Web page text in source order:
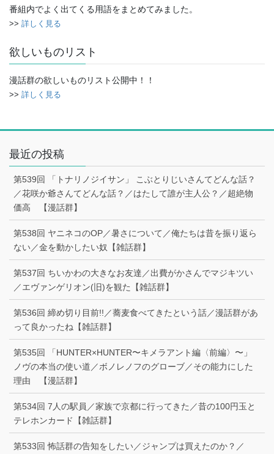
番組内でよく出てくる用語をまとめてみました。
>> 詳しく見る
欲しいものリスト
漫話群の欲しいものリスト公開中！！
>> 詳しく見る
最近の投稿
第539回 「トナリノジイサン」 こぶとりじいさんてどんな話？
／花咲か爺さんてどんな話？／はたして誰が主人公？／超絶物
価高 【漫話群】
第538回 ヤニネコのOP／暑さについて／俺たちは昔を振り返ら
ない／金を動かしたい奴【雑話群】
第537回 ちいかわの大きなお友達／出費がかさんでマジキツい
／エヴァンゲリオン(旧)を観た【雑話群】
第536回 締め切り目前!!／蕎麦食べてきたという話／漫話群があ
って良かったね【雑話群】
第535回 「HUNTER×HUNTER〜キメラアント編〈前編〉〜」
ノヴの本当の使い道／ボノレノフのグローブ／その能力にした
理由 【漫話群】
第534回 7人の駅員／家族で京都に行ってきた／昔の100円玉と
テレホンカード【雑話群】
第533回 怖話群の告知をしたい／ジャンプは買えたのか？／